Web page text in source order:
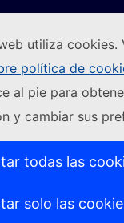
utiliza cookies.
política de
al pie para
y cambiar sus
todas las
solo las
Europea
externo)
sitios web
externo)
externo)